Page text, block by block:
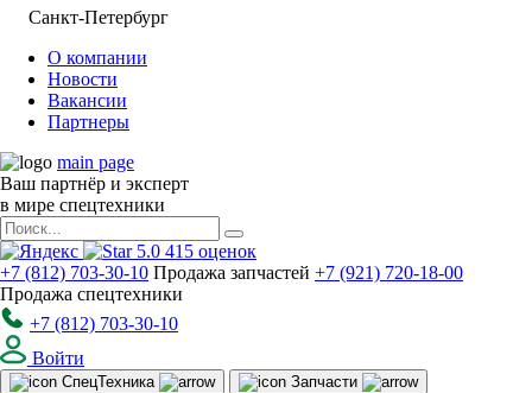
Санкт-Петербург
О компании
Новости
Вакансии
Партнеры
main page
Ваш партнёр и эксперт
в мире спецтехники
5.0 415 оценок
+7 (812) 703-30-10 Продажа запчастей +7 (921) 720-18-00
Продажа спецтехники
+7 (812) 703-30-10
Войти
СпецТехника Запчасти